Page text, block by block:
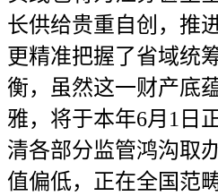
长供给贵重自创，推
更精准把握了省域统
衡，虽然这一财产底
雅，将于本年6月1日
清各部分监管鸿沟取
值偏低，正在全国范